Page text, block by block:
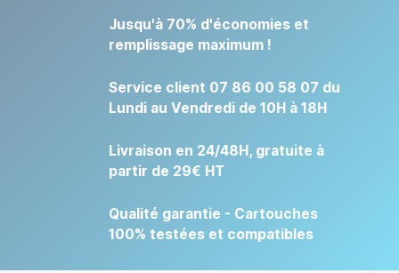
Jusqu'à 70% d'économies et
remplissage maximum !
Service client 07 86 00 58 07 du
Lundi au Vendredi de 10H à 18H
Livraison en 24/48H, gratuite à
partir de 29€ HT
Qualité garantie - Cartouches
100% testées et compatibles